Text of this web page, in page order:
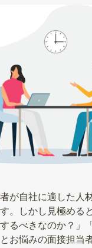
が自社に適した人
。しかし見極める
るべきなのか？」
お悩みの面接担当